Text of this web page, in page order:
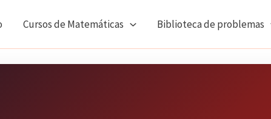
Cursos de Matemáticas Biblioteca de problemas